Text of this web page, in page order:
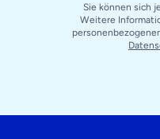
Sie können sich
Weitere